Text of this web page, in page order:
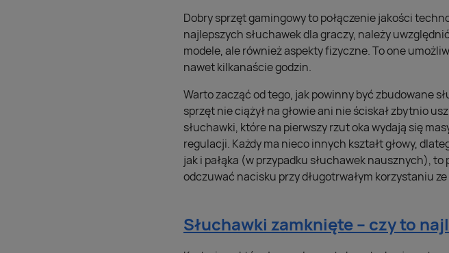
Dobry sprzęt gamingowy to połączenie jakości
najlepszych słuchawek dla graczy, należy
modele, ale również aspekty fizyczne. To one
nawet kilkanaście godzin.
Warto zacząć od tego, jak powinny być zbudowane
sprzęt nie ciążył na głowie ani nie ściskał zbytnio
słuchawki, które na pierwszy rzut oka wydają się
regulacji. Każdy ma nieco innych kształt głowy,
jak i pałąka (w przypadku słuchawek nausznych),
odczuwać nacisku przy długotrwałym korzystaniu
Słuchawki zamknięte – czy to